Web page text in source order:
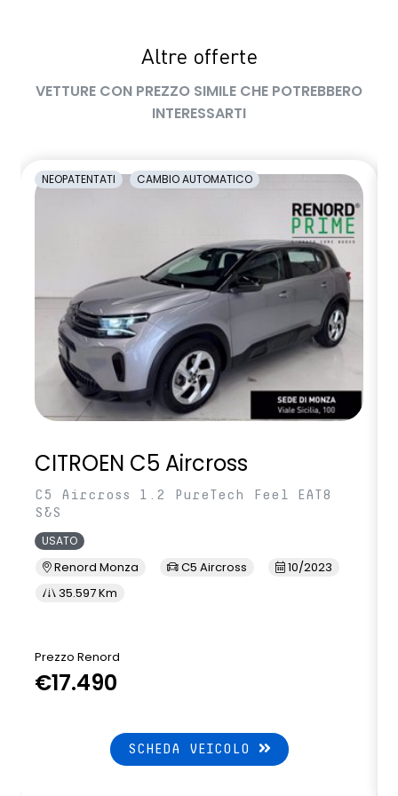
Altre offerte
VETTURE CON PREZZO SIMILE CHE POTREBBERO
INTERESSARTI
NEOPATENTATI CAMBIO AUTOMATICO
CITROEN C5 Aircross
C5 Aircross 1.2 PureTech Feel EAT8
S&S
USATO
Renord Monza C5 Aircross
10/2023
35.597 Km
Prezzo Renord
€17.490
SCHEDA VEICOLO